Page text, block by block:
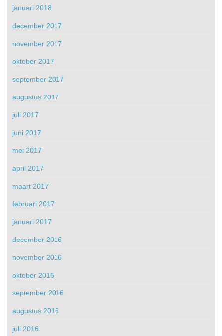
januari 2018
december 2017
november 2017
oktober 2017
september 2017
augustus 2017
juli 2017
juni 2017
mei 2017
april 2017
maart 2017
februari 2017
januari 2017
december 2016
november 2016
oktober 2016
september 2016
augustus 2016
juli 2016